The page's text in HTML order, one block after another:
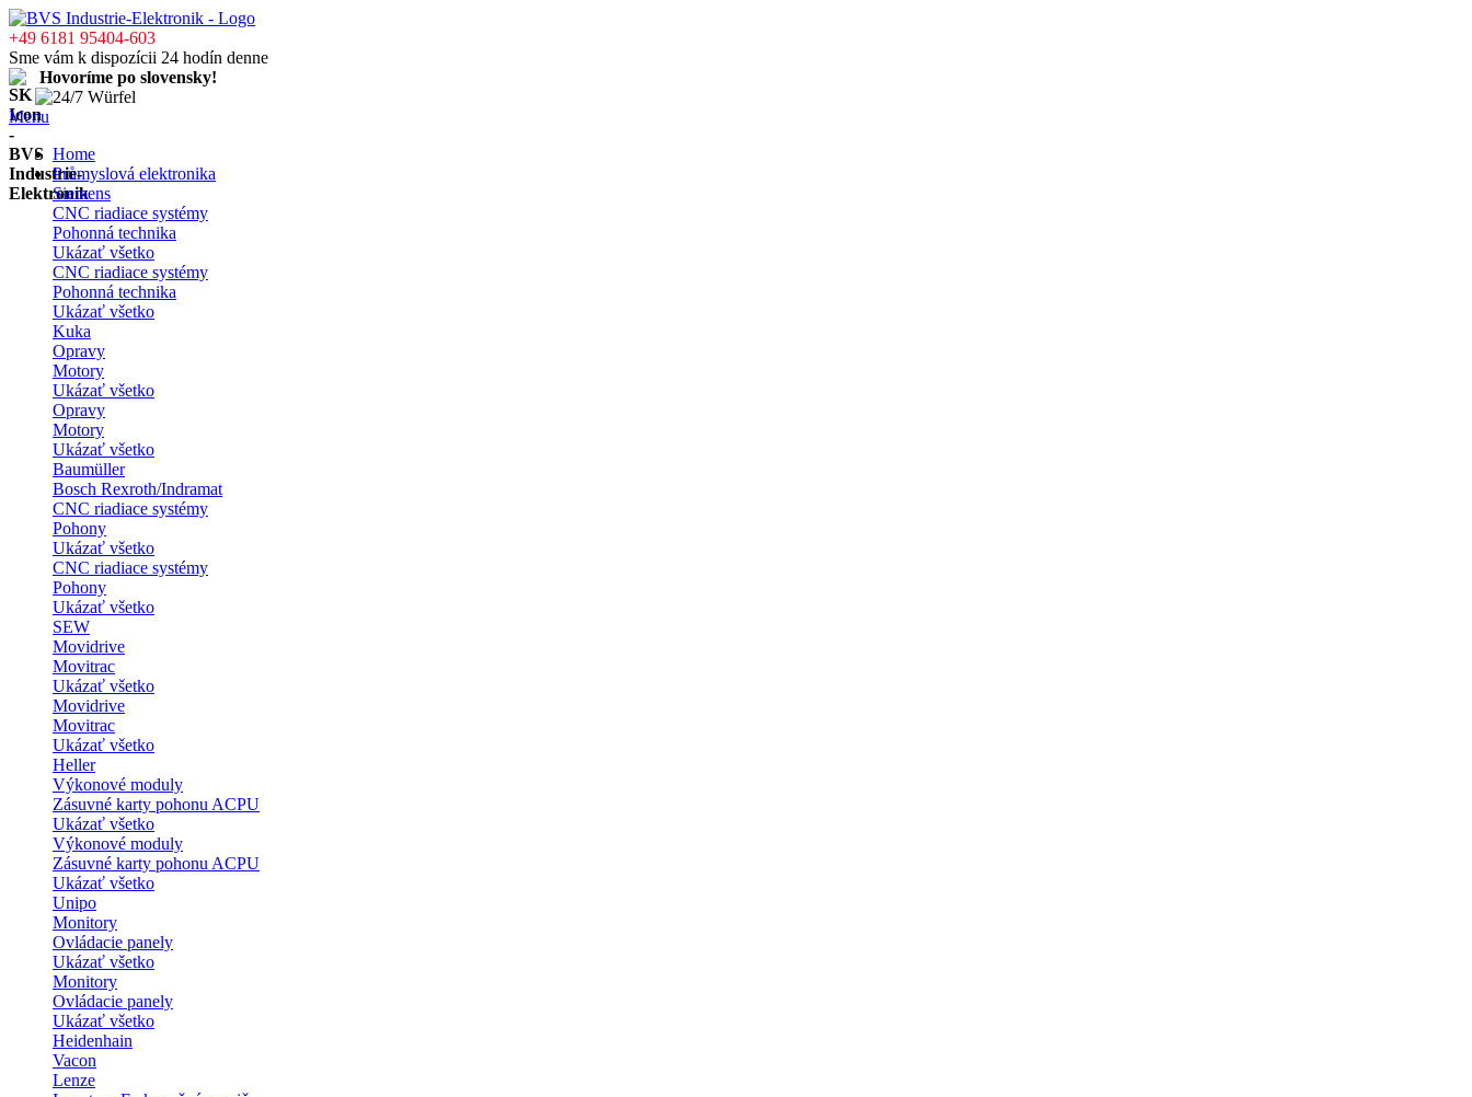
+49 6181 95404-603
Sme vám k dispozícii 24 hodín denne
Hovoríme po slovensky!
Menu
Home
Průmyslová elektronika
Siemens
CNC riadiace systémy
Pohonná technika
Ukázať všetko
CNC riadiace systémy
Pohonná technika
Ukázať všetko
Kuka
Opravy
Motory
Ukázať všetko
Opravy
Motory
Ukázať všetko
Baumüller
Bosch Rexroth/Indramat
CNC riadiace systémy
Pohony
Ukázať všetko
CNC riadiace systémy
Pohony
Ukázať všetko
SEW
Movidrive
Movitrac
Ukázať všetko
Movidrive
Movitrac
Ukázať všetko
Heller
Výkonové moduly
Zásuvné karty pohonu ACPU
Ukázať všetko
Výkonové moduly
Zásuvné karty pohonu ACPU
Ukázať všetko
Unipo
Monitory
Ovládacie panely
Ukázať všetko
Monitory
Ovládacie panely
Ukázať všetko
Heidenhain
Vacon
Lenze